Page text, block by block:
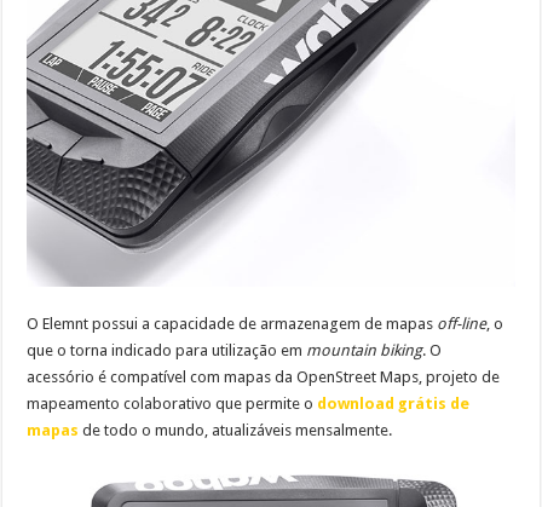
O Elemnt possui a capacidade de armazenagem de mapas off-line, o
que o torna indicado para utilização em mountain biking. O
acessório é compatível com mapas da OpenStreet Maps, projeto de
mapeamento colaborativo que permite o download grátis de
mapas de todo o mundo, atualizáveis mensalmente.